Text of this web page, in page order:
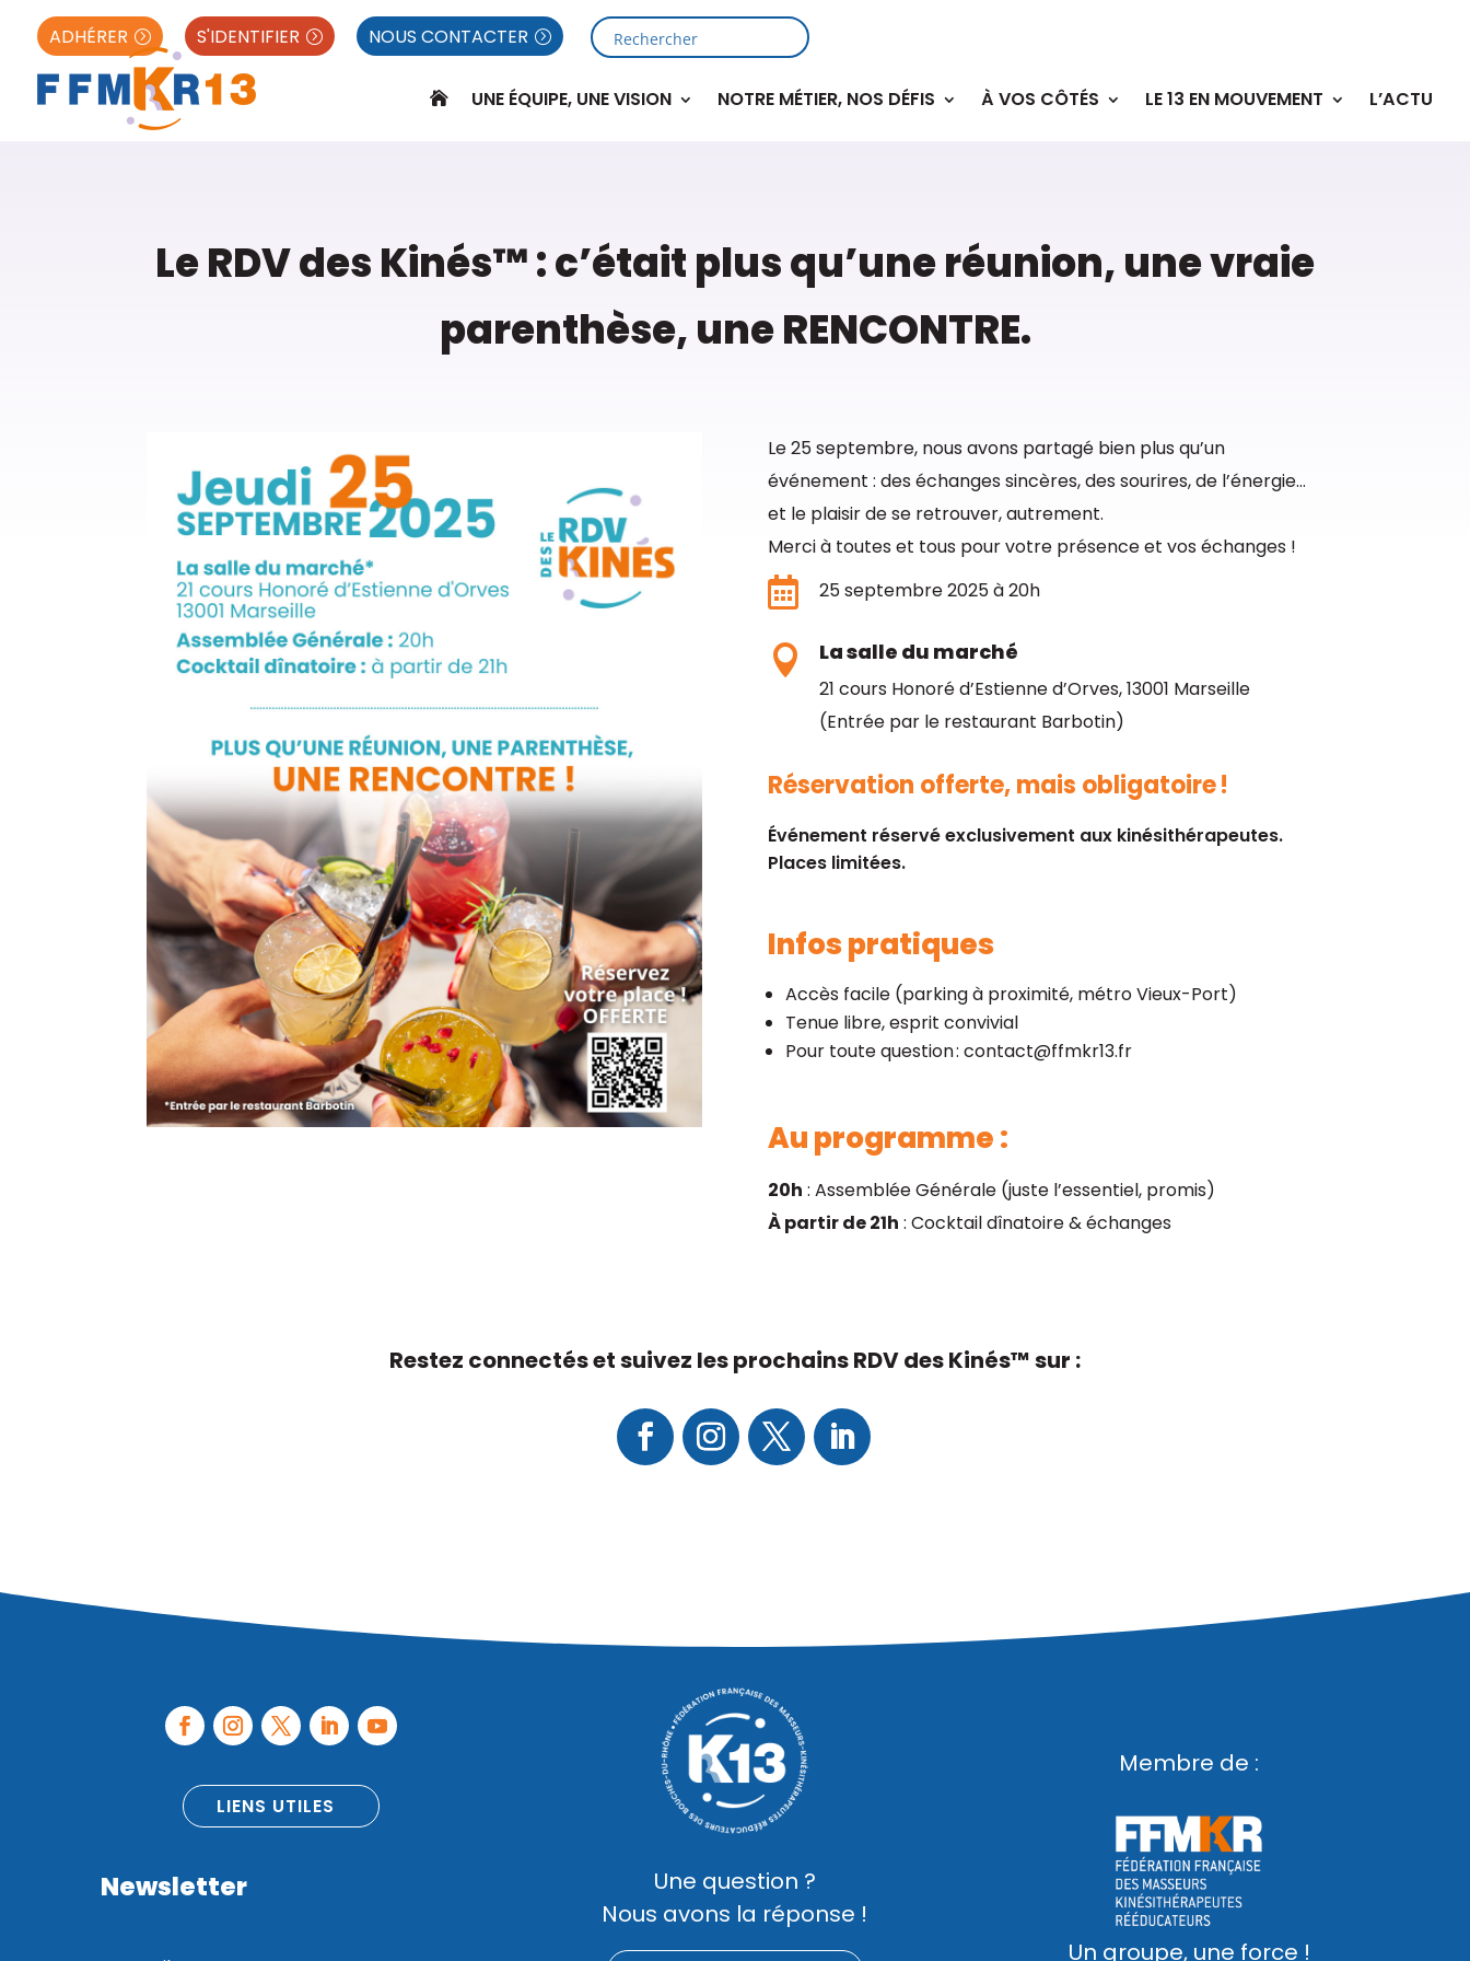
ADHÉRER S'IDENTIFIER NOUS CONTACTER
 UNE ÉQUIPE, UNE VISION NOTRE MÉTIER, NOS DÉFIS À VOS CÔTÉS LE 13 EN MOUVEMENT L’ACTU
Le RDV des Kinés™ : c’était plus qu’une réunion, une vraie
parenthèse, une RENCONTRE.
Le 25 septembre, nous avons partagé bien plus qu’un
événement : des échanges sincères, des sourires, de l’énergie…
et le plaisir de se retrouver, autrement.
Merci à toutes et tous pour votre présence et vos échanges !
 25 septembre 2025 à 20h
 La salle du marché
21 cours Honoré d’Estienne d’Orves, 13001 Marseille
(Entrée par le restaurant Barbotin)
Réservation offerte, mais obligatoire !
Événement réservé exclusivement aux kinésithérapeutes.
Places limitées.
Infos pratiques
Accès facile (parking à proximité, métro Vieux-Port)
Tenue libre, esprit convivial
Pour toute question : contact@ffmkr13.fr
Au programme :
20h : Assemblée Générale (juste l’essentiel, promis)
À partir de 21h : Cocktail dînatoire & échanges
Restez connectés et suivez les prochains RDV des Kinés™ sur :
LIENS UTILES
Newsletter
Une question ?
Nous avons la réponse !
Membre de :
Un groupe, une force !